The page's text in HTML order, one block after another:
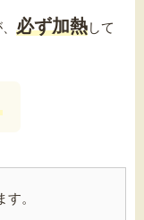
必ず加熱して
。